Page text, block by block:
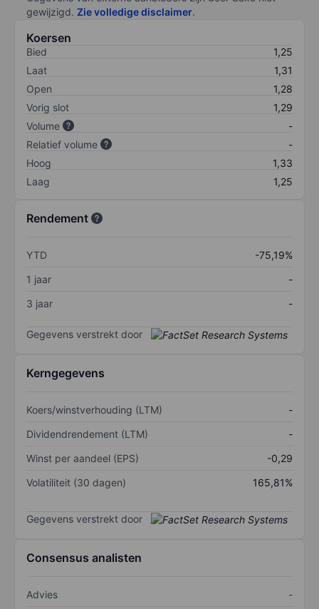
gewijzigd. Zie volledige disclaimer.
Koersen
Bied
1,25
Laat
1,31
Open
1,28
Vorig slot
1,29
Volume
-
Relatief volume
-
Hoog
1,33
Laag
1,25
Rendement
YTD
-75,19%
1 jaar
-
3 jaar
-
Gegevens verstrekt door
Kerngegevens
Koers/winstverhouding (LTM)
-
Dividendrendement (LTM)
-
Winst per aandeel (EPS)
-0,29
Volatiliteit (30 dagen)
165,81%
Gegevens verstrekt door
Consensus analisten
Advies -